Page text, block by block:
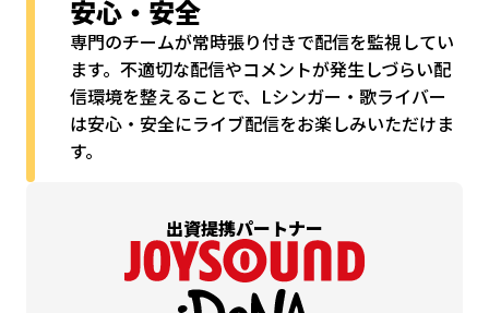
安心・安全
専門のチームが常時張り付きで配信を監視してい
ます。不適切な配信やコメントが発生しづらい配
信環境を整えることで、Lシンガー・歌ライバー
は安心・安全にライブ配信をお楽しみいただけま
す。
出資提携パートナー